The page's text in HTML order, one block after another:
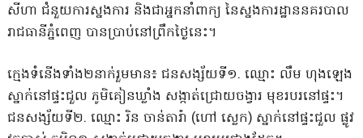
សីហា ជំនួយការស្នងការ និងជាអ្នកនាំពាក្យ នៃស្នងការដ្ឋាននគរបាល
រាជធានីភ្នំពេញ បានប្រាប់នៅព្រឹកថ្ងៃនេះ។
ក្មេងទំនើងទាំង២នាក់រួមមាន៖ ជនសង្ស័យទី១. ឈ្មោះ លឹម ហុងឡេង
ស្នាក់នៅផ្ទះជួល ភូមិគៀនឃ្លាំង សង្កាត់ជ្រោយចង្វារ មុខរបរនៅផ្ទះ។
ជនសង្ស័យទី២. ឈ្មោះ រិន ចាន់តារ៉ា (ហៅ ស្លេក) ស្នាក់នៅផ្ទះជួល ផ្លូវ